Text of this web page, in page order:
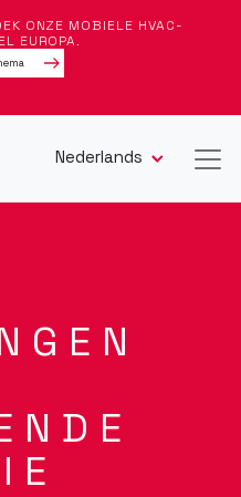
ONZE MOBIELE HVAC-
EUROPA.
Nederlands